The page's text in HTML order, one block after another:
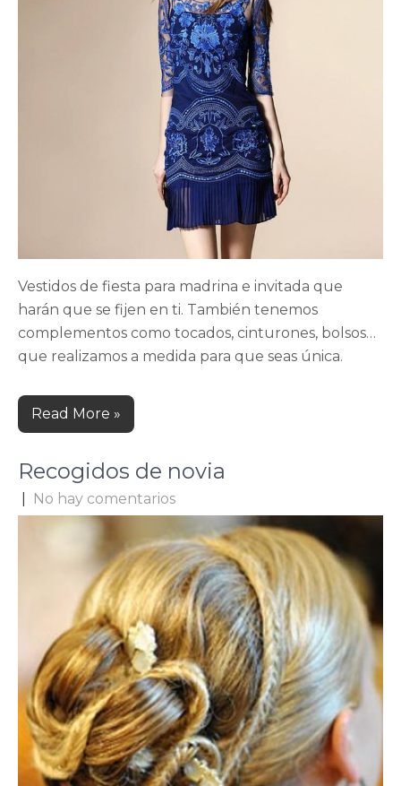
Vestidos de fiesta para madrina e invitada que
harán que se fijen en ti. También tenemos
complementos como tocados, cinturones, bolsos…
que realizamos a medida para que seas única.
Read More »
Recogidos de novia
No hay comentarios